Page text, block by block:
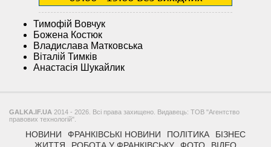
Тимофій Вовчук
Божена Костюк
Владислава Матковська
Віталій Тимків
Анастасія Шукайлик
GALKA.IF.UA 2014 - 2026. Всі права захищено. Видавець: ТОВ "Агентство
правових технологій".
НОВИНИ ФРАНКІВСЬКІ НОВИНИ ПОЛІТИКА
БІЗНЕС